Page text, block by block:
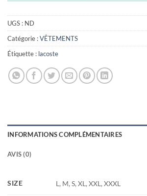
UGS : ND
Catégorie :VÊTEMENTS
Étiquette : lacoste
INFORMATIONS COMPLÉMENTAIRES
AVIS (0)
SIZE L, M, S, XL, XXL, XXXL